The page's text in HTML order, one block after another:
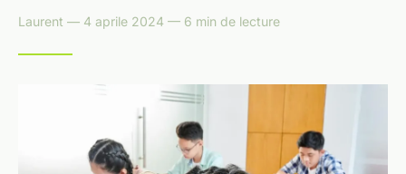
Laurent — 4 aprile 2024 — 6 min de lecture